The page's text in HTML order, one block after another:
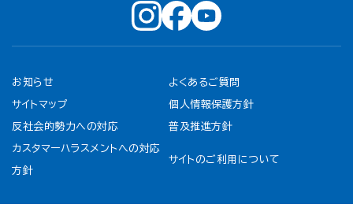
お知らせ よくあるご質問
サイトマップ 個人情報保護方針
反社会的勢力への対応 普及推進方針
カスタマーハラスメントへの対応
方針
サイトのご利用について